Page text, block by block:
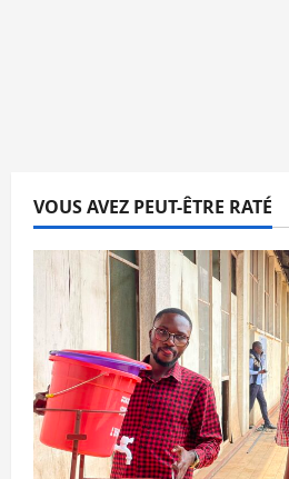
VOUS AVEZ PEUT-ÊTRE RATÉ